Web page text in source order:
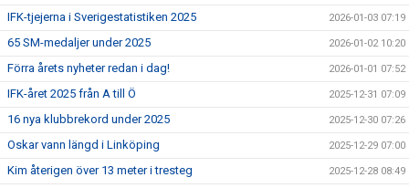
IFK-tjejerna i Sverigestatistiken 2025 2026-01-03 07:19
65 SM-medaljer under 2025 2026-01-02 10:20
Förra årets nyheter redan i dag! 2026-01-01 07:52
IFK-året 2025 från A till Ö 2025-12-31 07:09
16 nya klubbrekord under 2025 2025-12-30 07:26
Oskar vann längd i Linköping 2025-12-29 07:00
Kim återigen över 13 meter i tresteg 2025-12-28 08:49